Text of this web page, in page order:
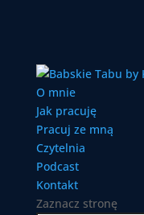
O mnie
Jak pracuję
Pracuj ze mną
Czytelnia
Podcast
Kontakt
Zaznacz stronę